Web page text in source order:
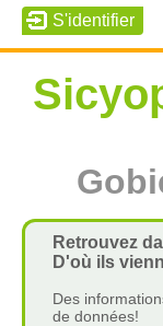
Retrouvez
D'où ils
Des
de données!